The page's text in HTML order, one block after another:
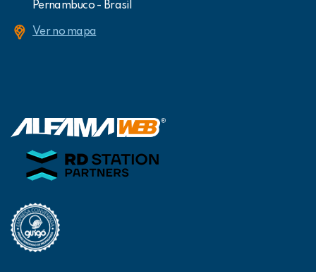
Pernambuco - Brasil
Ver no mapa